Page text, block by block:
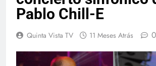
Pablo Chill-E
Quinta Vista TV 11 Meses Atrás 0